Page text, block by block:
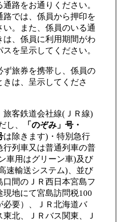
路をお通りください。
路では、係員から押印を
い。また、係員のいる通
は、係員に利用期間がわ
を呈示してください。
ず旅券を携帯し、係員の
きは、呈示してくださ
旅客鉄道会社線(ＪＲ線)
し、
「のぞみ」号・
は除きます)・特別急行
行列車又は普通列車の普
車用はグリーン車)及び
速輸送システム)、並び
口間のＪＲ西日本宮島フ
現地にて宮島訪問税100
必要）、ＪＲ北海道バ
東北、ＪＲバス関東、Ｊ